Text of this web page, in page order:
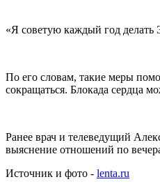
«Я советую каждый год делать
По его словам, такие меры
сокращаться. Блокада сердца
Ранее врач и телеведущий
выяснение отношений по
Источник и фото - lenta.ru